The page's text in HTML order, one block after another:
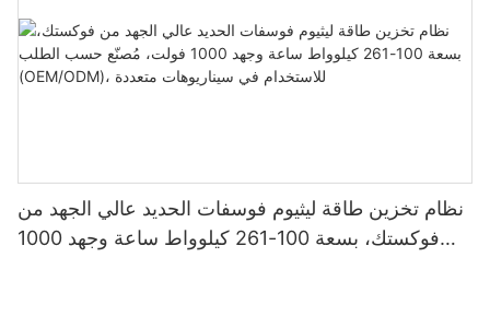
نظام تخزين طاقة ليثيوم فوسفات الحديد عالي الجهد من
فوكستك، بسعة 100-261 كيلوواط ساعة وجهد 1000